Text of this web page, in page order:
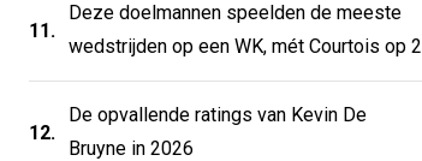
11.
Deze doelmannen speelden de meeste
wedstrijden op een WK, mét Courtois op 2
12.
De opvallende ratings van Kevin De
Bruyne in 2026